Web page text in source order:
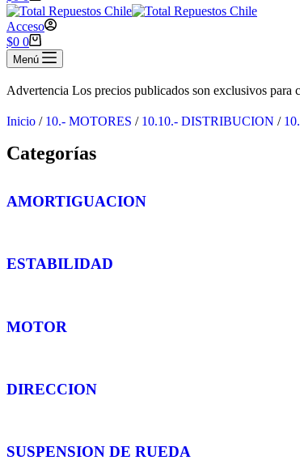
Acceso
$0 0
Menú
Advertencia Los precios publicados son exclusivos para
Inicio / 10.- MOTORES / 10.10.- DISTRIBUCION /
Categorías
AMORTIGUACION
ESTABILIDAD
MOTOR
DIRECCION
SUSPENSION DE RUEDA